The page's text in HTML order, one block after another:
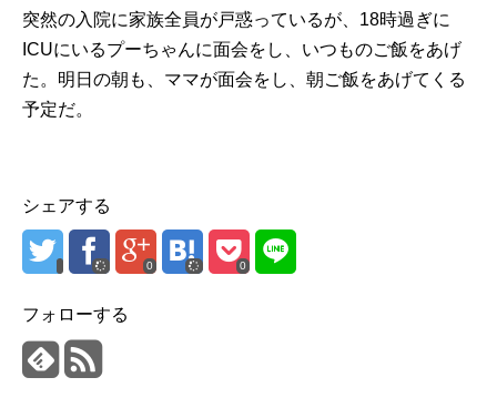
突然の入院に家族全員が戸惑っているが、18時過ぎに
ICUにいるプーちゃんに面会をし、いつものご飯をあげ
た。明日の朝も、ママが面会をし、朝ご飯をあげてくる
予定だ。
シェアする
0 0
フォローする